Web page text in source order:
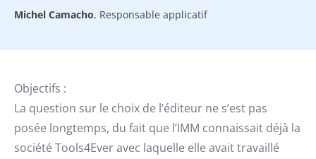
Michel Camacho, Responsable applicatif
Objectifs :
La question sur le choix de l’éditeur ne s’est pas
posée longtemps, du fait que l’IMM connaissait déjà la
société Tools4Ever avec laquelle elle avait travaillé